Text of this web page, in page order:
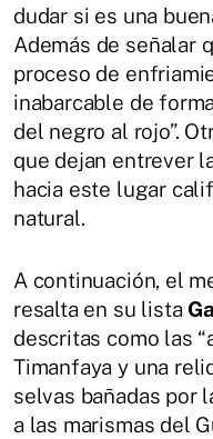
dudar si es una
Además de señalar
proceso de
inabarcable de
del negro al rojo”.
que dejan entrever
hacia este lugar
natural.
A continuación, el
resalta en su lista
descritas como las
Timanfaya y una
selvas bañadas por
a las marismas del